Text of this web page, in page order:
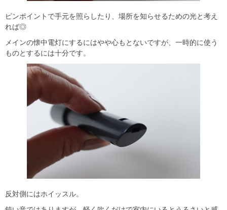
ピンポイントで手元を照らしたり、場所を知らせるための光と考え
れば◎
メインの懐中電灯にするにはやや心もとないですが、一時的に使う
ものとするには十分です。
反対側にはホイッスル。